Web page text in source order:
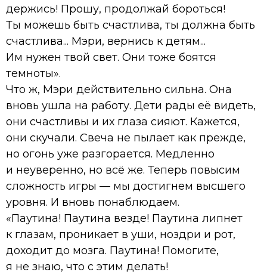
держись! Прошу, продолжай бороться!
Ты можешь быть счастлива, ты должна быть
счастлива... Мэри, вернись к детям...
Им нужен твой свет. Они тоже боятся
темноты».
Что ж, Мэри действительно сильна. Она
вновь ушла на работу. Дети рады её видеть,
они счастливы и их глаза сияют. Кажется,
они скучали. Свеча не пылает как прежде,
но огонь уже разгорается. Медленно
и неуверенно, но всё же. Теперь повысим
сложность игры — мы достигнем высшего
уровня. И вновь понаблюдаем.
«Паутина! Паутина везде! Паутина липнет
к глазам, проникает в уши, ноздри и рот,
доходит до мозга. Паутина! Помогите,
я не знаю, что с этим делать!